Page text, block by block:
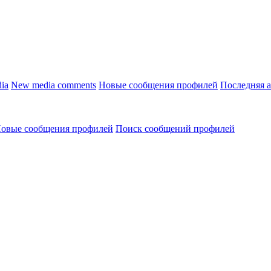
New media comments Новые сообщения профилей Последняя
сообщения профилей Поиск сообщений профилей